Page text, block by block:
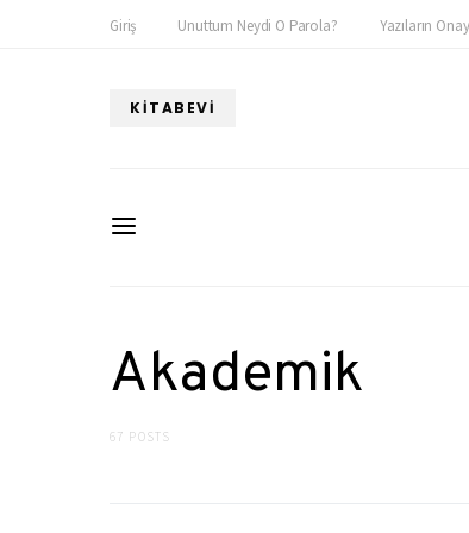
Giriş Unuttum Neydi O Parola? Yazıların
KITABEVI
Akademik
67 POSTS